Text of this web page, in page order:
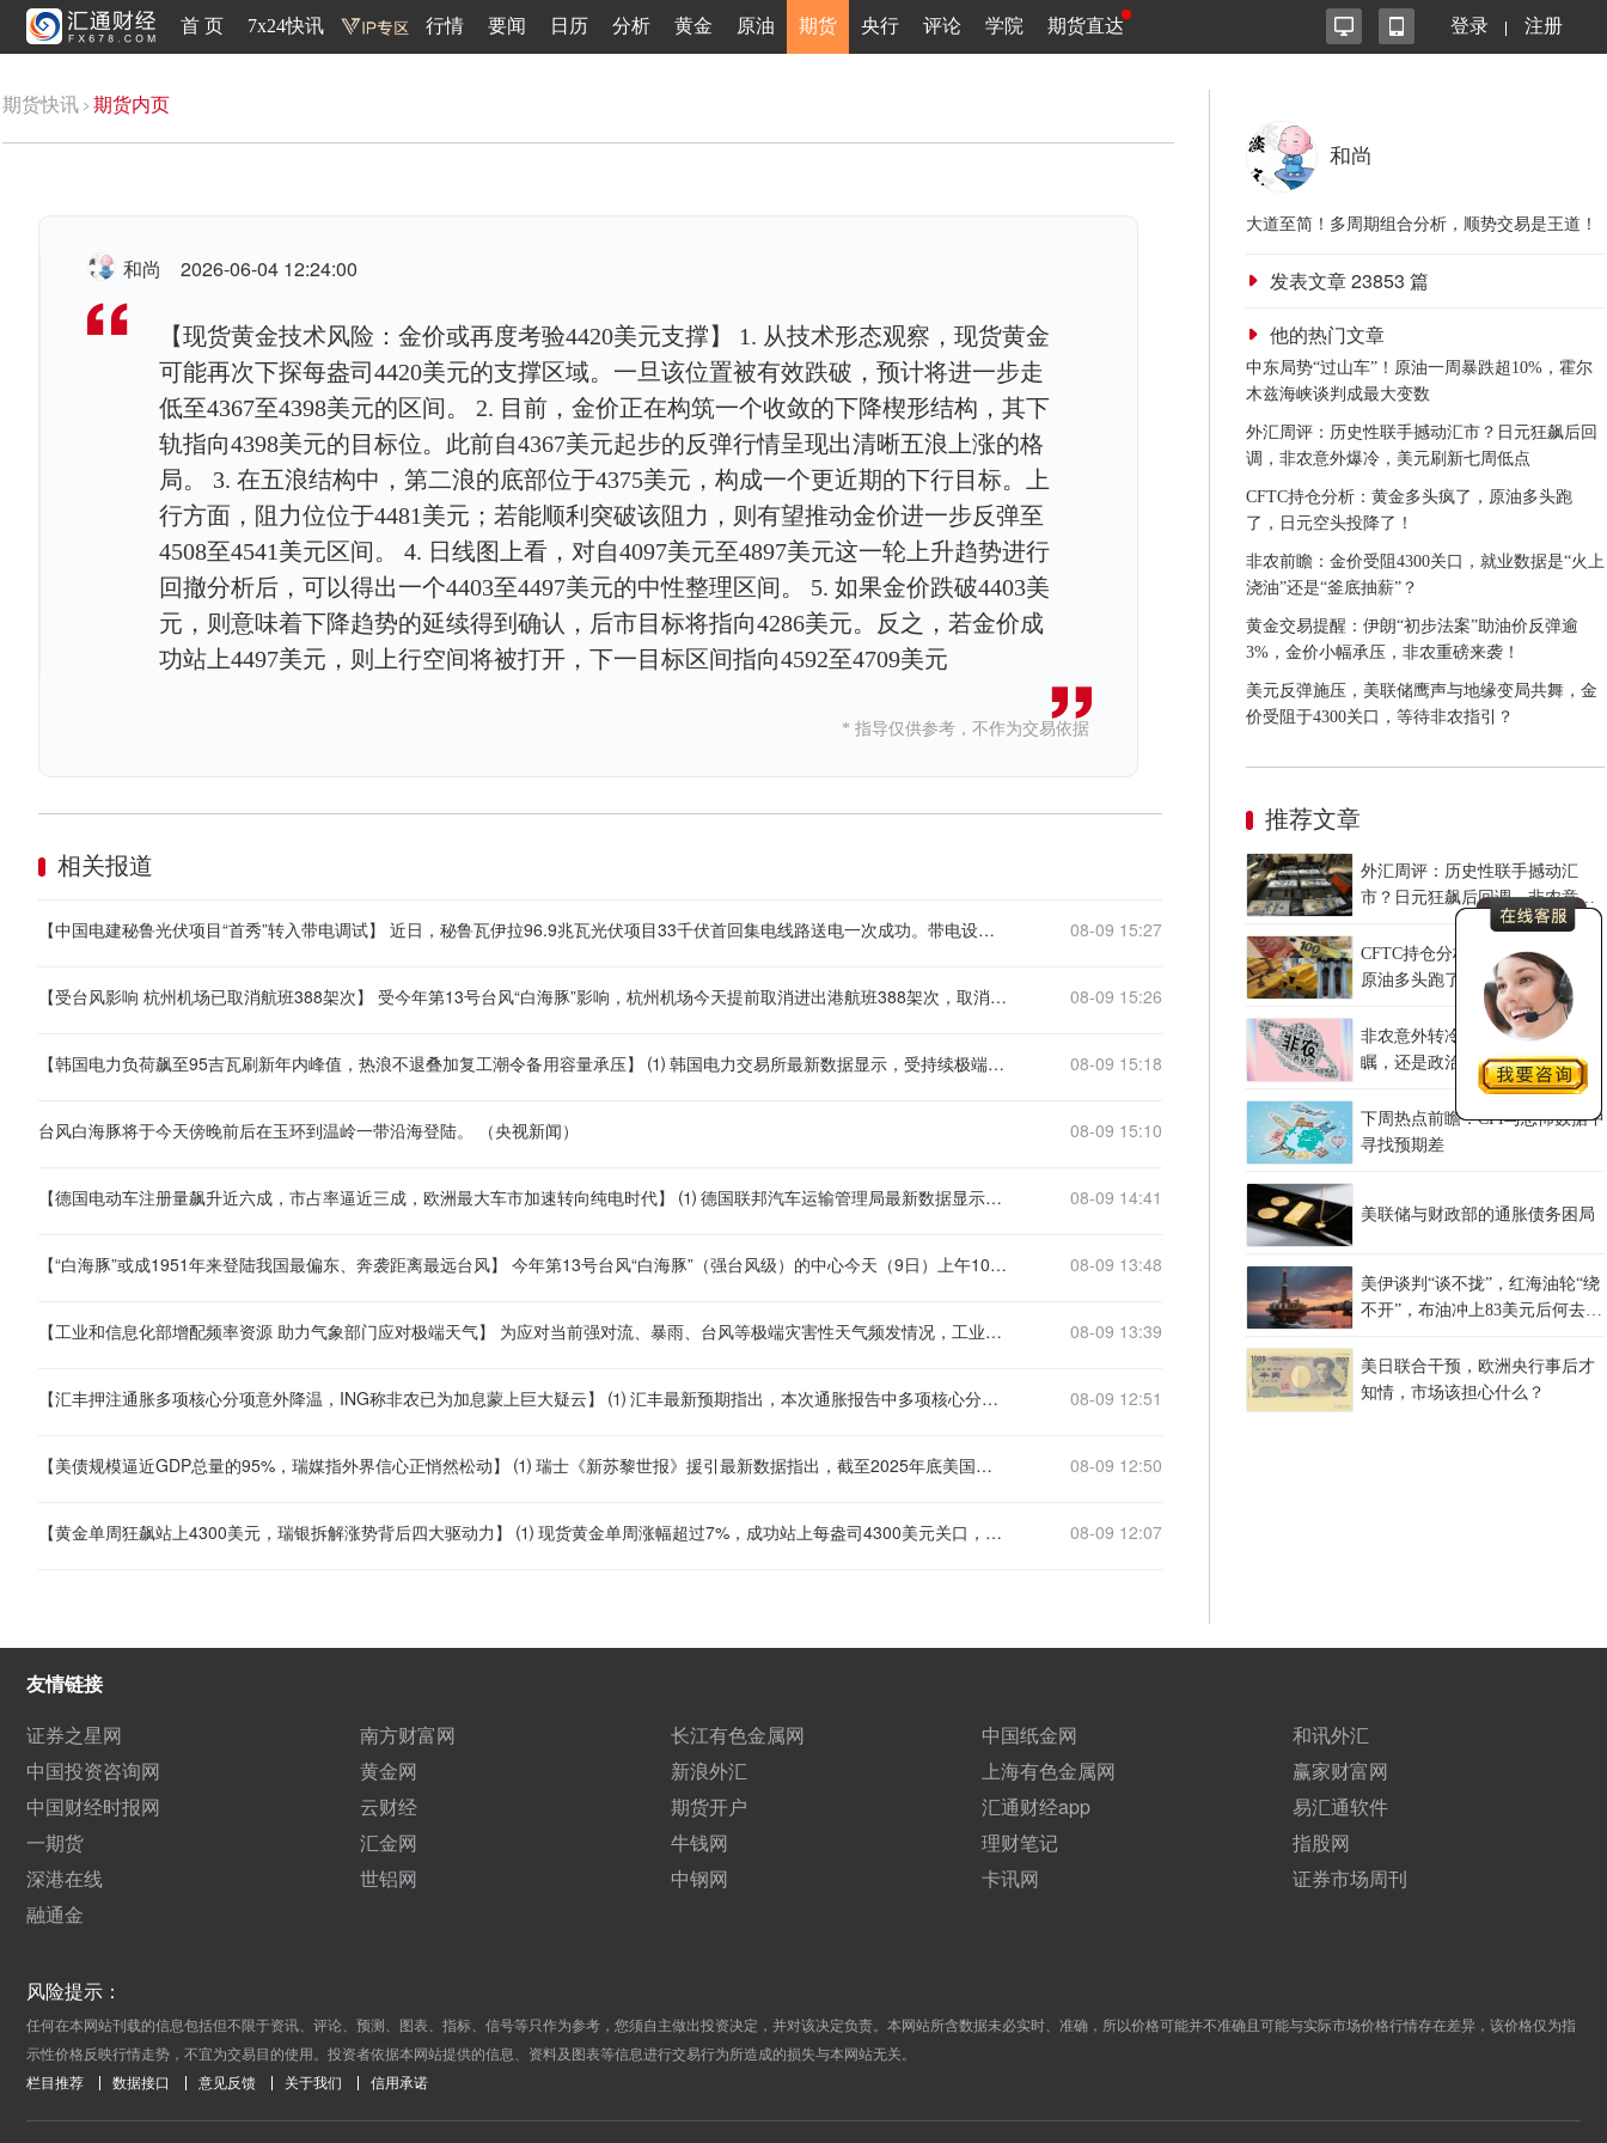
首 页 7x24快讯 行情 要闻 日历 分析 黄金 原油 期货 央行 评论 学院 期货直达 登录 注册
期货快讯 期货内页
和尚 2026-06-04 12:24:00
【现货黄金技术风险：金价或再度考验4420美元支撑】 1. 从技术形态观察，现货黄金
可能再次下探每盎司4420美元的支撑区域。一旦该位置被有效跌破，预计将进一步走
低至4367至4398美元的区间。 2. 目前，金价正在构筑一个收敛的下降楔形结构，其下
轨指向4398美元的目标位。此前自4367美元起步的反弹行情呈现出清晰五浪上涨的格
局。 3. 在五浪结构中，第二浪的底部位于4375美元，构成一个更近期的下行目标。上
行方面，阻力位位于4481美元；若能顺利突破该阻力，则有望推动金价进一步反弹至
4508至4541美元区间。 4. 日线图上看，对自4097美元至4897美元这一轮上升趋势进行
回撤分析后，可以得出一个4403至4497美元的中性整理区间。 5. 如果金价跌破4403美
元，则意味着下降趋势的延续得到确认，后市目标将指向4286美元。反之，若金价成
功站上4497美元，则上行空间将被打开，下一目标区间指向4592至4709美元
* 指导仅供参考，不作为交易依据
相关报道
【中国电建秘鲁光伏项目“首秀”转入带电调试】 近日，秘鲁瓦伊拉96.9兆瓦光伏项目33千伏首回集电线路送电一次成功。带电设备稳定运行，该项目正式迈入带电调试阶段。项目建成后，年均发电量预计可达2.5亿千瓦时，相当于日均提供清洁电力约68.5万千瓦时，可满足约23万户秘鲁家庭的年度用电需求，每年减少二氧化碳排放约15万吨。项目规划建设7条33千伏中压集电回路，剩余回路将陆续分批开展送电作业及整体联调工作。项目还将与既有瓦伊拉风电场协同运行，形成总装机容量超过400兆瓦的风光互补综合体，充分发挥当地太阳能、风能资源在时段上的互补优势，进一步提升电力供应的稳定性和可持续性。（中国电建） 08-09 15:27
【受台风影响 杭州机场已取消航班388架次】 受今年第13号台风“白海豚”影响，杭州机场今天提前取消进出港航班388架次，取消航班主要集中在12:00以后时段。8月9日，杭州机场全天计划起降航班752架次，截至14:00，今天已执行进出港航班350架次，未执行航班202架次。（央视新闻） 08-09 15:26
【韩国电力负荷飙至95吉瓦刷新年内峰值，热浪不退叠加复工潮令备用容量承压】 ⑴ 韩国电力交易所最新数据显示，受持续极端高温天气驱动，本月7日全国最高电力需求达到约95.3吉瓦，创下今年以来的新高水平。 ⑵ 当日备用电力约为8.2吉瓦，仍高于5.5吉瓦的紧急警报触发门槛，但高温天气尚无缓解迹象，叠加夏季假期结束后工业生产全面复工，政府预期未来一周用电需求还将持续攀升。 ⑶ 制冷负荷是推高电力消费的核心因素，持续热浪导致居民与商业空调用电强度维持高位，而工业复工将进一步扩大基础用电需求，备用容量面临双向挤压。 ⑷ 若备用电力滑落至警戒线以下，当局可能启动需求侧响应措施，包括协调高耗能企业错峰生产及引导公共机构节能运行，以确保电网系统安全稳定。 ⑸ 韩国电力系统虽具备一定装机冗余，但极端高温对机组可用率形成考验，部分火电机组在高温环境下出力受限的风险不容忽视，系统调度的压力正在累积。 ⑹ 后续需持续跟踪气温走势、工业用电负荷恢复节奏，以及电网调度部门是否提前发布电力供需预警，这些因素将决定韩国是否面临今夏首次电力应急响应。 08-09 15:18
台风白海豚将于今天傍晚前后在玉环到温岭一带沿海登陆。 （央视新闻） 08-09 15:10
【德国电动车注册量飙升近六成，市占率逼近三成，欧洲最大车市加速转向纯电时代】 ⑴ 德国联邦汽车运输管理局最新数据显示，7月纯电动汽车新车注册量超过7.86万辆，同比大幅增长约62%，市场份额攀升至29.3%。 ⑵ 纯电车型连续第二个月蝉联德国新车注册量最高的单一动力类型，包括插电混动在内的可外接充电车型合计占全部新车注册量的约41%，电动化渗透率已突破四成。 ⑶ 德国作为欧洲最大的汽车市场，其电动化进程的加速对整个欧洲汽车产业具有强烈的风向标意义，意味着主流消费市场对纯电车型的接受度正快速跃升。 ⑷ 截至2026年初，德国纯电动汽车保有量首次突破200万辆大关，较2017年同期增长了近60倍，短短数年内实现了从边缘到主力的跨越式发展。 ⑸ 分析认为，德国市场的亮眼表现有望增强周边国家消费者对电动汽车的信心，使更多潜在购车者意识到转向纯电车型可能比预期更加容易，充电基础设施与续航焦虑的缓解正在改变消费决策逻辑。 ⑹ 后续关注重点将集中于德国政府补贴政策的延续性、车企新车型投放节奏，以及充电网络覆盖密度能否跟上保有量增长的步伐，这些因素将决定电动化渗透率能否继续稳步攀升。 08-09 14:41
【“白海豚”或成1951年来登陆我国最偏东、奔袭距离最远台风】 今年第13号台风“白海豚”（强台风级）的中心今天（9日）上午10时位于浙江省温州市偏东方向大约215公里的东海南部海面上，中心附近最大风力有14级（45米/秒）。“白海豚”或成为1951年以来登陆我国的台风中，生成位置最偏东、奔袭距离最远的一个。（央视新闻） 08-09 13:48
【工业和信息化部增配频率资源 助力气象部门应对极端天气】 为应对当前强对流、暴雨、台风等极端灾害性天气频发情况，工业和信息化部近日为气象部门新增配置P频段无线电频率资源用于北斗卫星导航气象探空系统技术试验，提升我国应对极端天气能力。据了解，P频段（400MHz频段）北斗卫星导航气象探空系统是中国自主研发的高空气象探测系统，利用北斗卫星导航定位技术，相对于传统L频段（1.6GHz频段）探空系统的雷达定位技术，具有传播损耗小、链路可靠性高等优点，将现有高空风的测量精度提升了一个数量级。该系统提高了无线电频率使用效率，有助于提升我国探空业务智能化水平。这次新增的配置P频段无线电频率资源，主要用于极端天气下探空气球观测、汛期加密观测、平漂观测等业务试验，将进一步提升气象部门防灾减灾、应对气候变化特别是极端天气能力。 08-09 13:39
【汇丰押注通胀多项核心分项意外降温，ING称非农已为加息蒙上巨大疑云】 ⑴ 汇丰最新预期指出，本次通胀报告中多项核心分项有望出现超预期降温，进而带动整体CPI与核心CPI双双低于市场一致预期。 ⑵ 若汇丰的预判成真，连续两个月的温和通胀数据将形成趋势性信号，为美联储维持利率不变乃至将政策观望期延续至2027年提供关键支撑。 ⑶ 荷兰国际集团首席国际经济学家表示，近期非农就业数据大幅不及预期，已给美联储的加息前景蒙上巨大疑云，政策路径的能见度显著下降。 ⑷ ING强调，利率维持不变的决定最终高度取决于通胀走势的持续性，以及美伊能否达成协议推动霍尔木兹海峡重新开放，地缘变量正在成为影响全球通胀路径的重要外生因子。 ⑸ 从资产定价逻辑看，若通胀数据全面低于预期，市场对终端利率的定价将进一步下修，美债收益率曲线有望延续牛陡态势，而风险资产估值压力也将获得阶段性缓解。 ⑹ 反之，若核心分项展现出超预期粘性，则此前因非农疲软而大幅回调的加息预期可能出现反向修正，届时股债市场将面临重新定价的剧烈波动。 08-09 12:51
【美债规模逼近GDP总量的95%，瑞媒指外界信心正悄然松动】 ⑴ 瑞士《新苏黎世报》援引最新数据指出，截至2025年底美国未偿国债规模已达到约30.7万亿美元，相当于其国内生产总值的95%左右。 ⑵ 若计入政府内部持有的非流通部分，政府总债务占GDP比例更是超过120%，债务绝对规模与相对占比均处于历史高位。 ⑶ 报道认为，外界对美债信心的下降趋势正逐步显现，尽管美元储备货币地位尚未受到根本性挑战，但债务扩张速度与经济增长动能之间的匹配度正引发更多质疑。 ⑷ 美联储持有大量未流通国债，意味着相当部分的债务货币化已被内化吸收，但这也使得未来政策正常化过程中如何有序消化存量持仓成为一个棘手难题。 ⑸ 从全球资本流动视角看，若外部持有者对美债资产配置意愿持续走弱，美国财政部将面临更高的融资成本压力，届时利息支出对财政空间的挤占效应将进一步放大。 ⑹ 债务可持续性疑虑的蔓延可能加剧长端美债收益率的期限溢价，进而对全球无风险资产定价中枢产生深远影响，这一问题已成为国际投资者长期关注的焦点。 08-09 12:50
【黄金单周狂飙站上4300美元，瑞银拆解涨势背后四大驱动力】 ⑴ 现货黄金单周涨幅超过7%，成功站上每盎司4300美元关口，强势突破此前震荡区间，多头情绪显著升温。 ⑵ 消息面上，美国7月非农就业数据大幅低于预期，市场对美联储9月维持利率不变的预期明显升温，美元指数承压下行，为以美元计价的贵金属提供了直接上行动力。 ⑶ 机构分析指出，金价大幅反弹的核心催化剂在于市场对霍尔木兹海峡重开预期日益增强，地缘风险溢价阶段性修复提振了贵金属的避险配置需求。 ⑷ 除地缘因素外，中国买盘兴趣持续活跃、黄金ETF资金呈现净流入态势、全球利率环境趋于宽松，以及市场重新聚焦储备多元化战略等四重因素，共同构成了金价上涨的合力支撑。 ⑸ 金价快速突破整数关口后，短期超买信号有所显现，后市走势高度取决于原油价格方向、美伊冲突及海峡局势进展，以及美联储政策预期与美债收益率的联动变化。 ⑹ 此外，美日政府上周为稳定日元采取的联合干预措施，在一定程度上避免了美债遭遇无序抛售，降低了持有黄金的机会成本，也为金价提供了额外的间接支撑。 08-09 12:07
和尚
大道至简！多周期组合分析，顺势交易是王道！
发表文章23853 篇
他的热门文章
中东局势“过山车”！原油一周暴跌超10%，霍尔
木兹海峡谈判成最大变数
外汇周评：历史性联手撼动汇市？日元狂飙后回
调，非农意外爆冷，美元刷新七周低点
CFTC持仓分析：黄金多头疯了，原油多头跑
了，日元空头投降了！
非农前瞻：金价受阻4300关口，就业数据是“火上
浇油”还是“釜底抽薪”？
黄金交易提醒：伊朗“初步法案”助油价反弹逾
3%，金价小幅承压，非农重磅来袭！
美元反弹施压，美联储鹰声与地缘变局共舞，金
价受阻于4300关口，等待非农指引？
推荐文章
外汇周评：历史性联手撼动汇
市？日元狂飙后回调，非农意外
爆冷，美元刷新七周低点
CFTC持仓分析：黄金多头疯了，
原油多头跑了，日元空头投降
非农意外转冷，美联储是高瞻远
瞩，还是政治默契？
下周热点前瞻：CPI与恐怖数据中
寻找预期差
美联储与财政部的通胀债务困局
美伊谈判“谈不拢”，红海油轮“绕
不开”，布油冲上83美元后何去何
美日联合干预，欧洲央行事后才
知情，市场该担心什么？
友情链接
证券之星网
南方财富网 长江有色金属网 中国纸金网
和讯外汇
中国投资咨询网
黄金网 新浪外汇 上海有色金属网
赢家财富网
中国财经时报网
云财经 期货开户 汇通财经app
易汇通软件
一期货
汇金网 牛钱网 理财笔记
指股网
深港在线
世铝网 中钢网 卡讯网
证券市场周刊
融通金
风险提示：
任何在本网站刊载的信息包括但不限于资讯、评论、预测、图表、指标、信号等只作为参考，您须自主做出投资决定，并对该决定负责。本网站所含数据未必实时、准确，所以价格可能并不准确且可能与实际市场价格行情存在差异，该价格仅为指
示性价格反映行情走势，不宜为交易目的使用。投资者依据本网站提供的信息、资料及图表等信息进行交易行为所造成的损失与本网站无关。
栏目推荐
数据接口 意见反馈 关于我们 信用承诺